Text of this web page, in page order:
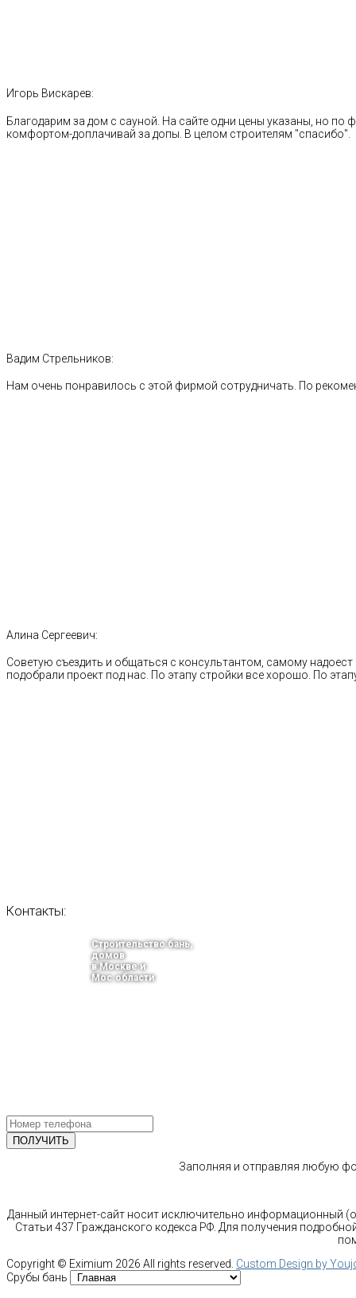
Игорь Вискарев:
Благодарим за дом с сауной. На сайте одни цены указаны, но по
комфортом-доплачивай за допы. В целом строителям "спасибо".
Вадим Стрельников:
Нам очень понравилось с этой фирмой сотрудничать. По
Алина Сергеевич:
Советую съездить и общаться с консультантом, самому
подобрали проект под нас. По этапу стройки все хорошо. По
Контакты:
Строительство бань,
домов
в Москве и
Мос.области
Заполняя и отправляя любую
Данный интернет-сайт носит исключительно информационный
Статьи 437 Гражданского кодекса РФ. Для получения
Copyright © Eximium 2026 All rights reserved. Custom Design by
Срубы бань